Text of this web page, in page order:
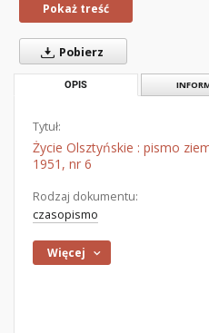
Pokaż treść
Pobierz
OPIS
Tytuł:
Życie Olsztyńskie : pismo
1951, nr 6
Rodzaj dokumentu:
czasopismo
Więcej